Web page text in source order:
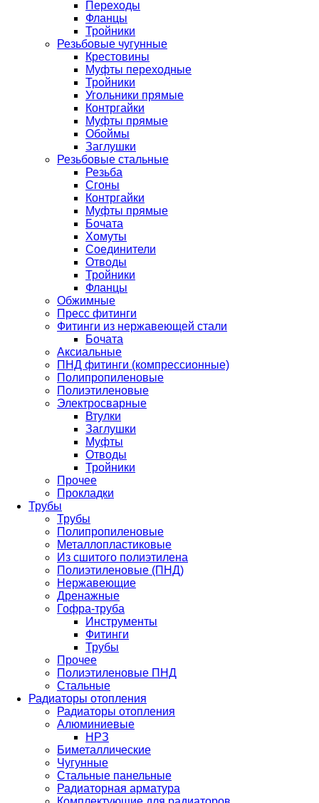
Переходы
Фланцы
Тройники
Резьбовые чугунные
Крестовины
Муфты переходные
Тройники
Угольники прямые
Контргайки
Муфты прямые
Обоймы
Заглушки
Резьбовые стальные
Резьба
Сгоны
Контргайки
Муфты прямые
Бочата
Хомуты
Соединители
Отводы
Тройники
Фланцы
Обжимные
Пресс фитинги
Фитинги из нержавеющей стали
Бочата
Аксиальные
ПНД фитинги (компрессионные)
Полипропиленовые
Полиэтиленовые
Электросварные
Втулки
Заглушки
Муфты
Отводы
Тройники
Прочее
Прокладки
Трубы
Трубы
Полипропиленовые
Металлопластиковые
Из сшитого полиэтилена
Полиэтиленовые (ПНД)
Нержавеющие
Дренажные
Гофра-труба
Инструменты
Фитинги
Трубы
Прочее
Полиэтиленовые ПНД
Стальные
Радиаторы отопления
Радиаторы отопления
Алюминиевые
НРЗ
Биметаллические
Чугунные
Стальные панельные
Радиаторная арматура